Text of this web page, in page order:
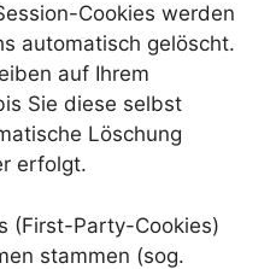
Cookies werden
automatisch gelöscht.
auf Ihrem
Sie diese selbst
Löschung
erfolgt.
(First-Party-Cookies)
stammen (sog.